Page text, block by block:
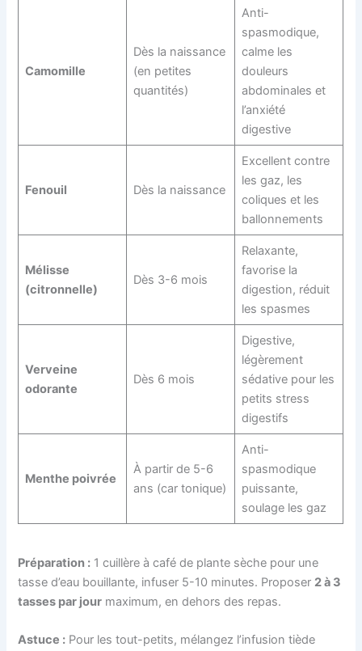
Camomille
Dès la naissance
(en petites
quantités)
Anti-
spasmodique,
calme les
douleurs
abdominales et
l’anxiété
digestive
Fenouil Dès la naissance
Excellent contre
les gaz, les
coliques et les
ballonnements
Mélisse
(citronnelle)
Dès 3-6 mois
Relaxante,
favorise la
digestion, réduit
les spasmes
Verveine
odorante
Dès 6 mois
Digestive,
légèrement
sédative pour les
petits stress
digestifs
Menthe poivrée
À partir de 5-6
ans (car tonique)
Anti-
spasmodique
puissante,
soulage les gaz
Préparation : 1 cuillère à café de plante sèche pour une
tasse d’eau bouillante, infuser 5-10 minutes. Proposer 2 à 3
tasses par jour maximum, en dehors des repas.
Astuce : Pour les tout-petits, mélangez l’infusion tiède